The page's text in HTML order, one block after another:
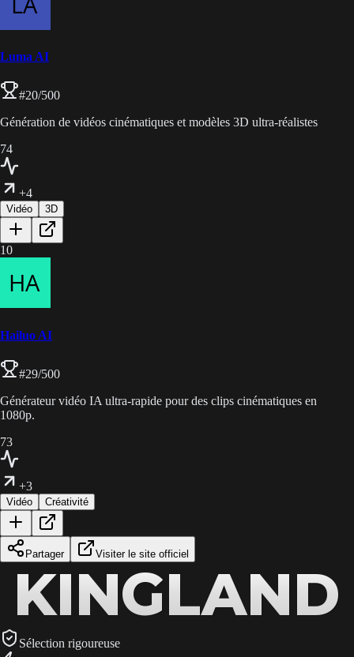
Luma AI
#20/500
Génération de vidéos cinématiques et modèles 3D ultra-réalistes
74
+4
Vidéo 3D
10
Hailuo AI
#29/500
Générateur vidéo IA ultra-rapide pour des clips cinématiques en
1080p.
73
+3
Vidéo Créativité
Partager Visiter le site officiel
KINGLAND
KINGLAND
KINGLAND
Sélection rigoureuse